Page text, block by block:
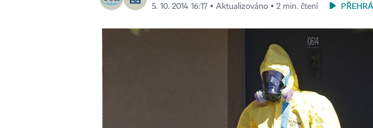
5. 10. 2014 16:17 ▪ Aktualizováno ▪ 2 min. čtení